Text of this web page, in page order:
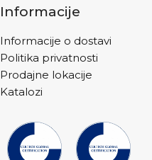
Informacije
Informacije o dostavi
Politika privatnosti
Prodajne lokacije
Katalozi